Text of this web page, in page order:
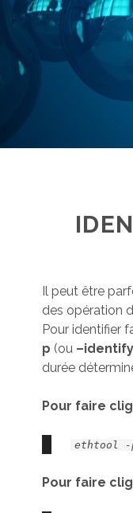
Il peut être
des opération
Pour identifier
p (ou –identify
durée
Pour faire
ethtool -
Pour faire